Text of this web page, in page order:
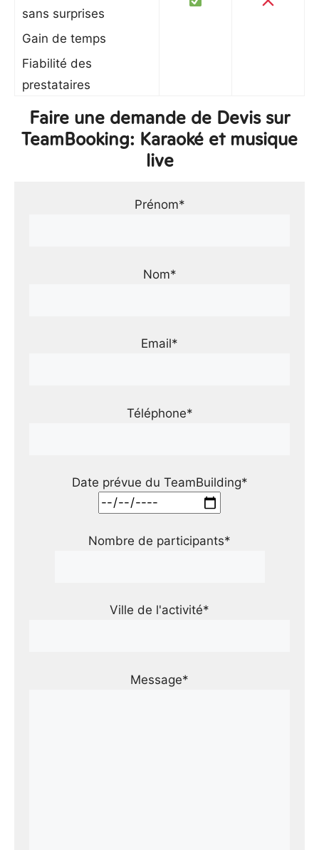
sans surprises
Gain de temps
Fiabilité des
prestataires
Faire une demande de Devis sur
TeamBooking: Karaoké et musique
live
Prénom*
Nom*
Email*
Téléphone*
Date prévue du TeamBuilding*
Nombre de participants*
Ville de l'activité*
Message*